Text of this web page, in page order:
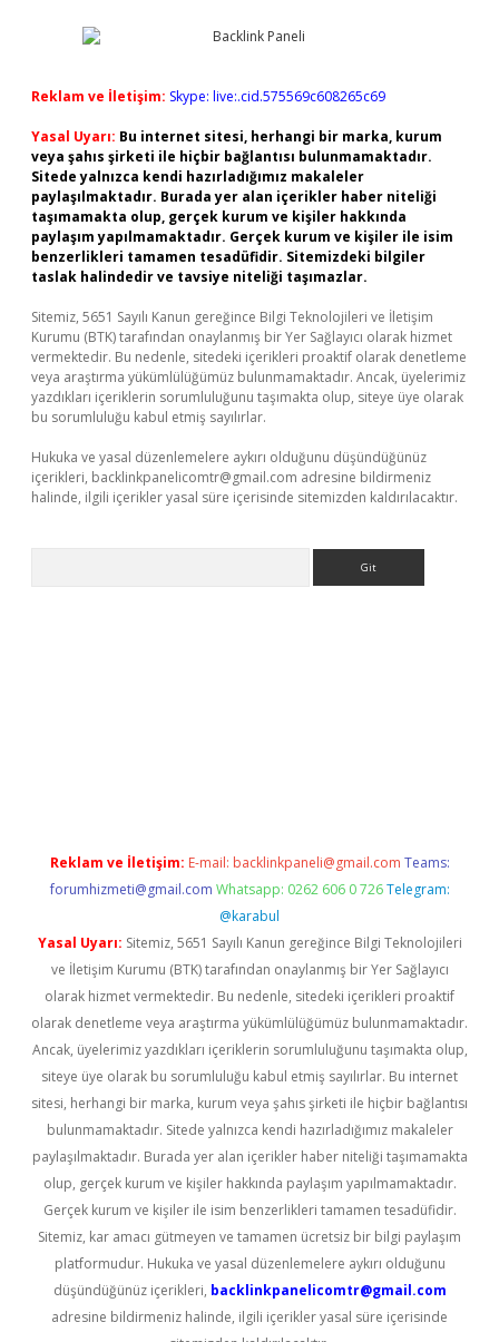
Reklam ve İletişim: Skype: live:.cid.575569c608265c69
Yasal Uyarı: Bu internet sitesi, herhangi bir marka, kurum
veya şahıs şirketi ile hiçbir bağlantısı bulunmamaktadır.
Sitede yalnızca kendi hazırladığımız makaleler
paylaşılmaktadır. Burada yer alan içerikler haber niteliği
taşımamakta olup, gerçek kurum ve kişiler hakkında
paylaşım yapılmamaktadır. Gerçek kurum ve kişiler ile isim
benzerlikleri tamamen tesadüfidir. Sitemizdeki bilgiler
taslak halindedir ve tavsiye niteliği taşımazlar.
Sitemiz, 5651 Sayılı Kanun gereğince Bilgi Teknolojileri ve İletişim
Kurumu (BTK) tarafından onaylanmış bir Yer Sağlayıcı olarak hizmet
vermektedir. Bu nedenle, sitedeki içerikleri proaktif olarak denetleme
veya araştırma yükümlülüğümüz bulunmamaktadır. Ancak, üyelerimiz
yazdıkları içeriklerin sorumluluğunu taşımakta olup, siteye üye olarak
bu sorumluluğu kabul etmiş sayılırlar.
Hukuka ve yasal düzenlemelere aykırı olduğunu düşündüğünüz
içerikleri, backlinkpanelicomtr@gmail.com adresine bildirmeniz
halinde, ilgili içerikler yasal süre içerisinde sitemizden kaldırılacaktır.
Reklam ve İletişim: E-mail: backlinkpaneli@gmail.com Teams:
forumhizmeti@gmail.com Whatsapp: 0262 606 0 726 Telegram:
@karabul
Yasal Uyarı: Sitemiz, 5651 Sayılı Kanun gereğince Bilgi Teknolojileri
ve İletişim Kurumu (BTK) tarafından onaylanmış bir Yer Sağlayıcı
olarak hizmet vermektedir. Bu nedenle, sitedeki içerikleri proaktif
olarak denetleme veya araştırma yükümlülüğümüz bulunmamaktadır.
Ancak, üyelerimiz yazdıkları içeriklerin sorumluluğunu taşımakta olup,
siteye üye olarak bu sorumluluğu kabul etmiş sayılırlar. Bu internet
sitesi, herhangi bir marka, kurum veya şahıs şirketi ile hiçbir bağlantısı
bulunmamaktadır. Sitede yalnızca kendi hazırladığımız makaleler
paylaşılmaktadır. Burada yer alan içerikler haber niteliği taşımamakta
olup, gerçek kurum ve kişiler hakkında paylaşım yapılmamaktadır.
Gerçek kurum ve kişiler ile isim benzerlikleri tamamen tesadüfidir.
Sitemiz, kar amacı gütmeyen ve tamamen ücretsiz bir bilgi paylaşım
platformudur. Hukuka ve yasal düzenlemelere aykırı olduğunu
düşündüğünüz içerikleri, backlinkpanelicomtr@gmail.com
adresine bildirmeniz halinde, ilgili içerikler yasal süre içerisinde